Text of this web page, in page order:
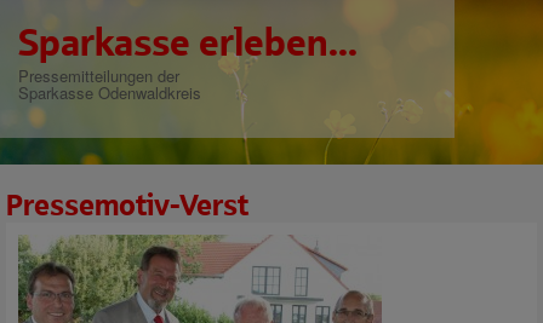
Sparkasse erleben...
Pressemitteilungen der
Sparkasse Odenwaldkreis
Pressemotiv-Verst